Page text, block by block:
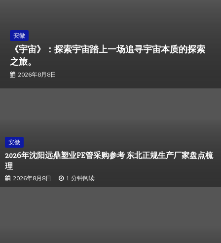
安徽
《宇宙》：探索宇宙踏上一场追寻宇宙本质的探索
之旅。
2026年8月8日
安徽
2026年沈阳远鼎塑业PE管采购参考 东北正规生产厂家盘点梳
理
2026年8月8日 1 分钟阅读